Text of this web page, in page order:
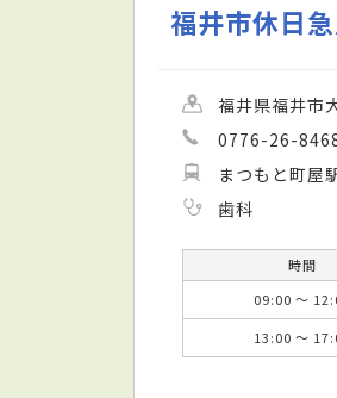
福井市休日
福井県福井市
0776-26-
まつもと町屋
歯科
時間
09:00 ～
13:00 ～